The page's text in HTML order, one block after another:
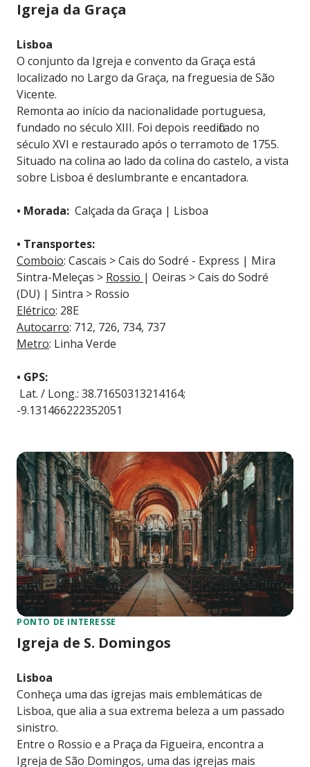
Igreja da Graça
Lisboa
O conjunto da Igreja e convento da Graça está
localizado no Largo da Graça, na freguesia de São
Vicente.
Remonta ao início da nacionalidade portuguesa,
fundado no século XIII. Foi depois reedificado no
século XVI e restaurado após o terramoto de 1755.
Situado na colina ao lado da colina do castelo, a vista
sobre Lisboa é deslumbrante e encantadora.
• Morada: Calçada da Graça | Lisboa
• Transportes:
Comboio: Cascais > Cais do Sodré - Express | Mira
Sintra-Meleças > Rossio | Oeiras > Cais do Sodré
(DU) | Sintra > Rossio
Elétrico: 28E
Autocarro: 712, 726, 734, 737
Metro: Linha Verde
• GPS:
Lat. / Long.: 38.71650313214164;
-9.131466222352051
PONTO DE INTERESSE
Igreja de S. Domingos
Lisboa
Conheça uma das igrejas mais emblemáticas de
Lisboa, que alia a sua extrema beleza a um passado
sinistro.
Entre o Rossio e a Praça da Figueira, encontra a
Igreja de São Domingos, uma das igrejas mais